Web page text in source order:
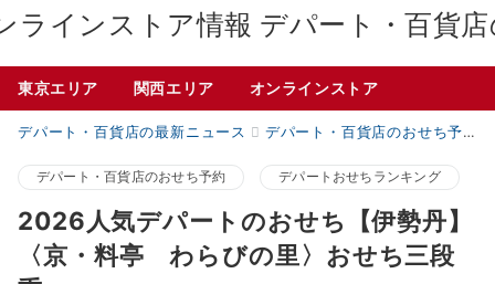
デパート・百貨
東京エリア 関西エリア オンラインストア
デパート・百貨店の最新ニュース デパート・百貨店のおせち予約
デパート・百貨店のおせち予約 デパートおせちランキング
2026人気デパートのおせち【伊勢丹】
〈京・料亭 わらびの里〉おせち三段